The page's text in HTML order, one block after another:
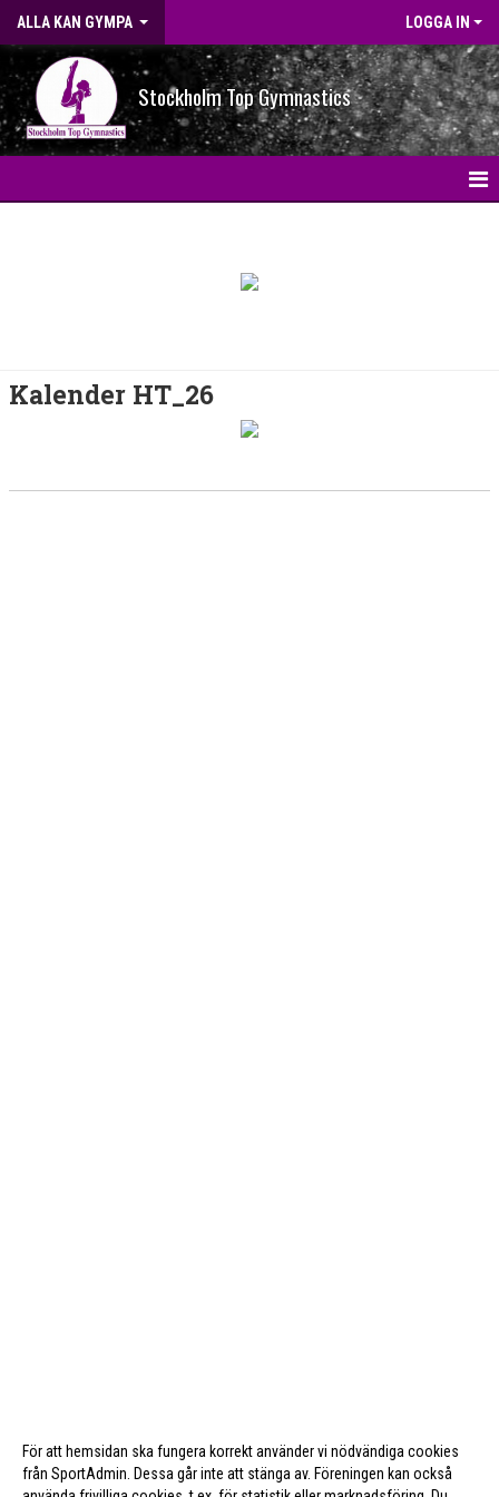
ALLA KAN GYMPA LOGGA IN
Stockholm Top Gymnastics
Kalender HT_26
För att hemsidan ska fungera korrekt använder vi nödvändiga cookies
från SportAdmin. Dessa går inte att stänga av. Föreningen kan också